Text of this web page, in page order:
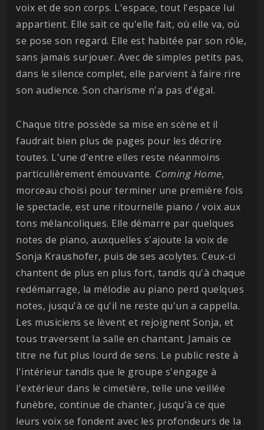
voix et de son corps. L'espace, tout l'espace lui
appartient. Elle sait ce qu'elle fait, où elle va, où
se pose son regard. Elle est habitée par son rôle,
sans jamais surjouer. Avec de simples petits pas,
dans le silence complet, elle parvient à faire rire
son audience. Son charisme n'a pas d'égal.
Chaque titre possède sa mise en scène et il
faudrait bien plus de pages pour les décrire
toutes. L'une d'entre elles reste néanmoins
particulièrement émouvante. Coming Home,
morceau choisi pour terminer une première fois
le spectacle, est une ritournelle piano / voix aux
tons mélancoliques. Elle démarre par quelques
notes de piano, auxquelles s'ajoute la voix de
Sonja Kraushofer, puis de ses acolytes. Ceux-ci
chantent de plus en plus fort, tandis qu'à chaque
redémarrage, la mélodie au piano perd quelques
notes, jusqu'à ce qu'il ne reste qu'un a cappella.
Les musiciens se lèvent et rejoignent Sonja, et
tous traversent la salle en chantant. Jamais ce
titre ne fut plus lourd de sens. Le public reste à
l'intérieur tandis que le groupe s'engage à
l'extérieur dans le cimetière, telle une veillée
funèbre, continue de chanter, jusqu'à ce que
leurs voix se fondent avec les profondeurs de la